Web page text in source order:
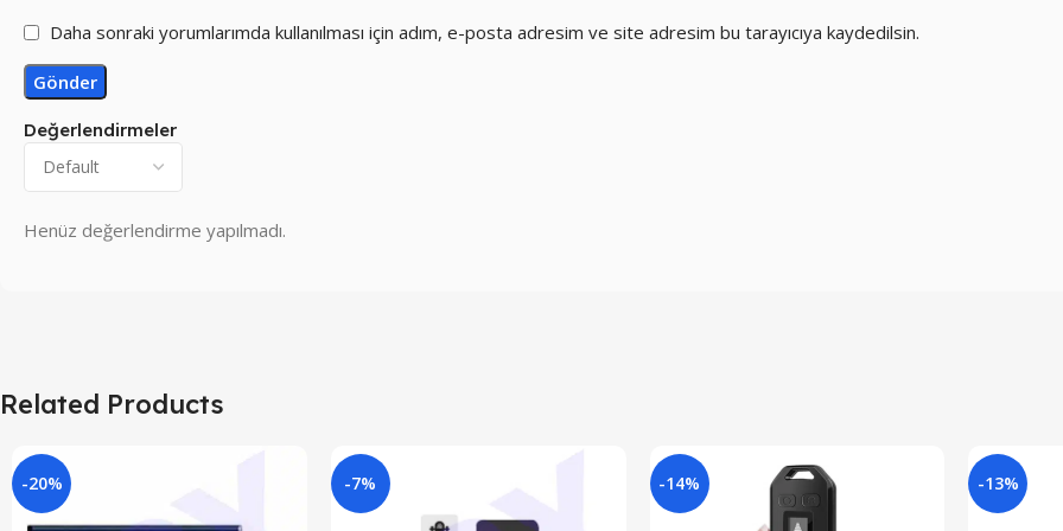
Değerlendirmeler
Henüz değerlendirme yapılmadı.
Daha sonraki yorumlarımda kullanılması için adım, e-posta adresim ve site adresim bu tarayıcıya kaydedilsin.
Related Products
-20% -7% -14% -13%